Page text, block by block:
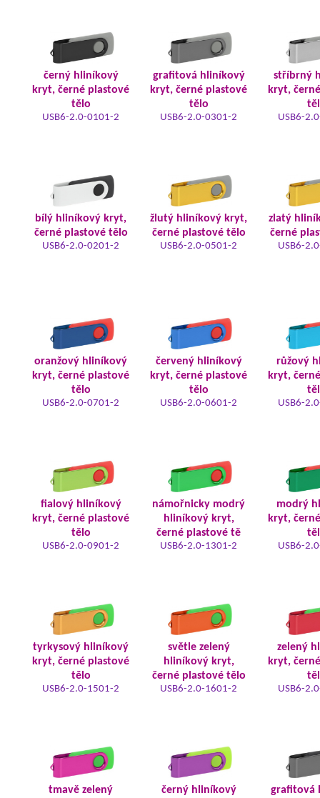
černý hliníkový
kryt, černé plastové
tělo
USB6-2.0-0101-2
grafitová hliníkový
kryt, černé plastové
tělo
USB6-2.0-0301-2
stříbrný
kryt,
USB6-
bílý hliníkový kryt,
černé plastové tělo
USB6-2.0-0201-2
žlutý hliníkový kryt,
černé plastové tělo
USB6-2.0-0501-2
zlatý
černé
USB6-
oranžový hliníkový
kryt, černé plastové
tělo
USB6-2.0-0701-2
červený hliníkový
kryt, černé plastové
tělo
USB6-2.0-0601-2
růžový
kryt,
USB6-
fialový hliníkový
kryt, černé plastové
tělo
USB6-2.0-0901-2
námořnicky modrý
hliníkový kryt,
černé plastové tě
USB6-2.0-1301-2
modrý
kryt,
USB6-
tyrkysový hliníkový
kryt, černé plastové
tělo
USB6-2.0-1501-2
světle zelený
hliníkový kryt,
černé plastové tělo
USB6-2.0-1601-2
zelený
kryt,
USB6-
tmavě zelený
černý hliníkový
grafitová